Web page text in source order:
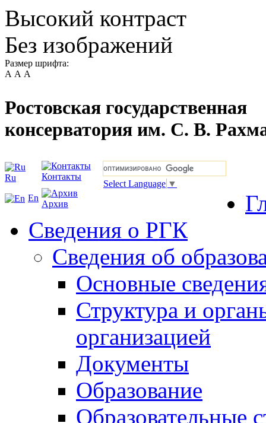
Высокий контраст
Без изображений
Размер шрифта:
А А А
Ростовская государственная
консерватория им. С. В.
Ru
En
Контакты
Архив
Select Language ▼
Сведения о РГК
Сведения об
Основные
Структура и
организацией
Документы
Образование
Образовательные